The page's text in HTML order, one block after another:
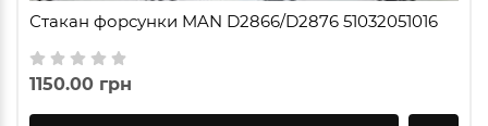
Стакан форсунки MAN D2866/D2876 51032051016
1150.00 грн